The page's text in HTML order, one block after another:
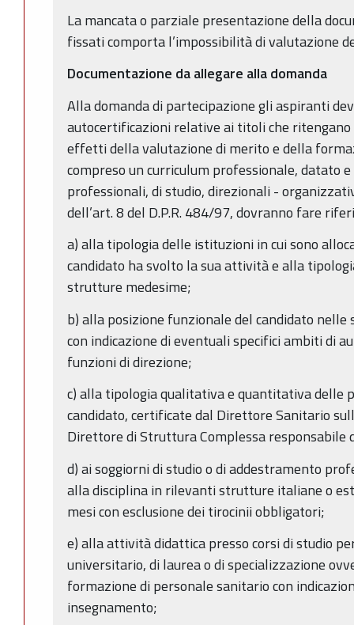
La mancata o parziale presentazione della
fissati comporta l’impossibilità di valutazione
Documentazione da allegare alla domanda
Alla domanda di partecipazione gli aspiranti
autocertificazioni relative ai titoli che
effetti della valutazione di merito e della
compreso un curriculum professionale,
professionali, di studio, direzionali -
dell’art. 8 del D.P.R. 484/97, dovranno fare
a) alla tipologia delle istituzioni in cui sono
candidato ha svolto la sua attività e alla
strutture medesime;
b) alla posizione funzionale del candidato
con indicazione di eventuali specifici ambiti di
funzioni di direzione;
c) alla tipologia qualitativa e quantitativa
candidato, certificate dal Direttore Sanitario
Direttore di Struttura Complessa responsabile
d) ai soggiorni di studio o di addestramento
alla disciplina in rilevanti strutture italiane o
mesi con esclusione dei tirocinii obbligatori;
e) alla attività didattica presso corsi di studio
universitario, di laurea o di specializzazione
formazione di personale sanitario con
insegnamento;